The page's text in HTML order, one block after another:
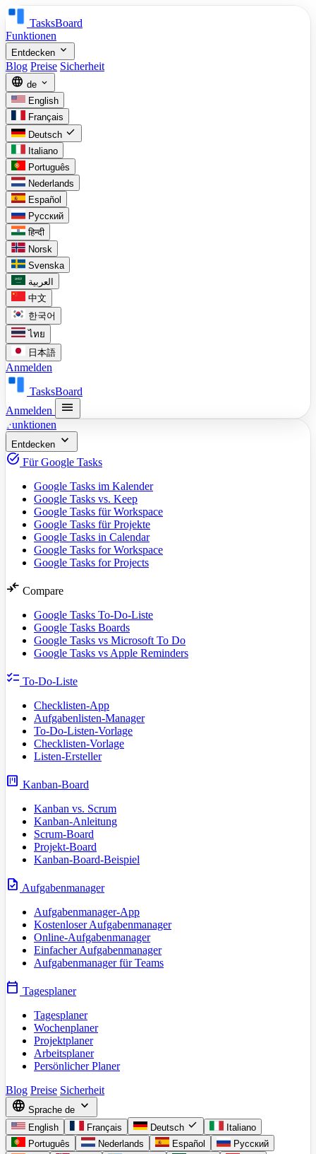
TasksBoard
Funktionen
Entdecken expand_more
Blog Preise Sicherheit
language de expand_more
English
Français
Deutsch check
Italiano
Português
Nederlands
Español
Русский
हिन्दी
Norsk
Svenska
العربية
中文
한국어
ไทย
日本語
Anmelden
TasksBoard
Anmelden
menu
Funktionen
Entdecken expand_more
task_alt Für Google Tasks
Google Tasks im Kalender
Google Tasks vs. Keep
Google Tasks für Workspace
Google Tasks für Projekte
Google Tasks in Calendar
Google Tasks for Workspace
Google Tasks for Projects
compare_arrows Compare
Google Tasks To-Do-Liste
Google Tasks Boards
Google Tasks vs Microsoft To Do
Google Tasks vs Apple Reminders
checklist To-Do-Liste
Checklisten-App
Aufgabenlisten-Manager
To-Do-Listen-Vorlage
Checklisten-Vorlage
Listen-Ersteller
view_kanban Kanban-Board
Kanban vs. Scrum
Kanban-Anleitung
Scrum-Board
Projekt-Board
Kanban-Board-Beispiel
task Aufgabenmanager
Aufgabenmanager-App
Kostenloser Aufgabenmanager
Online-Aufgabenmanager
Einfacher Aufgabenmanager
Aufgabenmanager für Teams
calendar_today Tagesplaner
Tagesplaner
Wochenplaner
Projektplaner
Arbeitsplaner
Persönlicher Planer
Blog Preise Sicherheit
language Sprache de expand_more
English Français Deutsch check
Italiano
Português
Nederlands Español
Русский